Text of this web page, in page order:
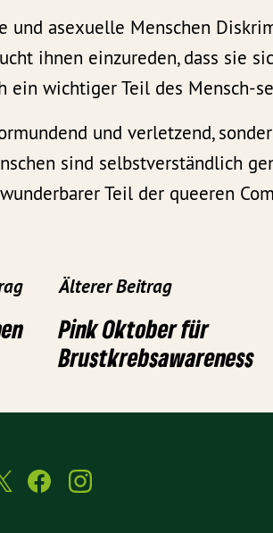
und asexuelle Menschen
ihnen einzureden, dass sie
ein wichtiger Teil des Mensch-
und verletzend,
sind selbstverständlich
Teil der queeren
Älterer Beitrag
Pink Oktober für
Brustkrebsawareness